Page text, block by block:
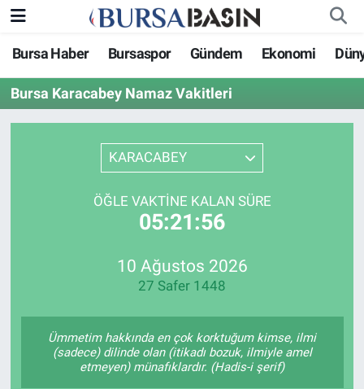
Bursa Haber Bursaspor Gündem Ekonomi
Bursa Karacabey Namaz Vakitleri
KARACABEY
ÖĞLE VAKTINE KALAN SÜRE
05:21:56
10 Ağustos 2026
27 Safer 1448
Ümmetim hakkında en çok korktuğum kimse, ilmi
(sadece) dilinde olan (itikadı bozuk, ilmiyle amel
etmeyen) münafıklardır. (Hadis-i şerif)
Bursa Haber
Genel
KÜLTÜR-SANAT
Gündem
Bursa Nöbetçi Eczaneler
Bursa Hava Durumu
Bursa Namaz Vakitleri
Süper Lig Puan Durumu ve Fikstür
Tüm Manşetler
Haber Arşivi